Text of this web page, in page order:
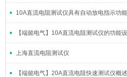
10A直流电阻测试仪具有自动放电指示功能
【端懿电气】10A直流电阻测试仪的功能
上海直流电阻测试仪
【端懿电气】20A直流电阻快速测试仪概